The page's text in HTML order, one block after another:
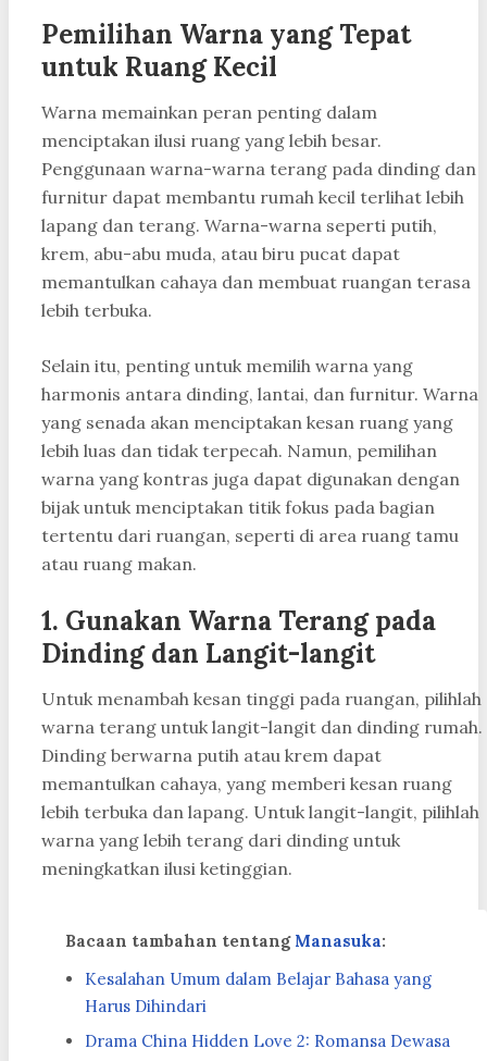
Pemilihan Warna yang Tepat
untuk Ruang Kecil
Warna memainkan peran penting dalam
menciptakan ilusi ruang yang lebih besar.
Penggunaan warna-warna terang pada dinding dan
furnitur dapat membantu rumah kecil terlihat lebih
lapang dan terang. Warna-warna seperti putih,
krem, abu-abu muda, atau biru pucat dapat
memantulkan cahaya dan membuat ruangan terasa
lebih terbuka.
Selain itu, penting untuk memilih warna yang
harmonis antara dinding, lantai, dan furnitur. Warna
yang senada akan menciptakan kesan ruang yang
lebih luas dan tidak terpecah. Namun, pemilihan
warna yang kontras juga dapat digunakan dengan
bijak untuk menciptakan titik fokus pada bagian
tertentu dari ruangan, seperti di area ruang tamu
atau ruang makan.
1. Gunakan Warna Terang pada
Dinding dan Langit-langit
Untuk menambah kesan tinggi pada ruangan, pilihlah
warna terang untuk langit-langit dan dinding rumah.
Dinding berwarna putih atau krem dapat
memantulkan cahaya, yang memberi kesan ruang
lebih terbuka dan lapang. Untuk langit-langit, pilihlah
warna yang lebih terang dari dinding untuk
meningkatkan ilusi ketinggian.
Bacaan tambahan tentang Manasuka:
Kesalahan Umum dalam Belajar Bahasa yang
Harus Dihindari
Drama China Hidden Love 2: Romansa Dewasa